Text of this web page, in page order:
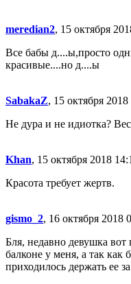
meredian2, 15 октября
Все бабы д....ы,просто
красивые....но д....ы
SabakaZ, 15 октября
Не дура и не идиотка?
Khan, 15 октября 2018
Красота требует жертв.
gismo_2, 16 октября 2018
Бля, недавно девушка
балконе у меня, а так как
приходилось держать ее